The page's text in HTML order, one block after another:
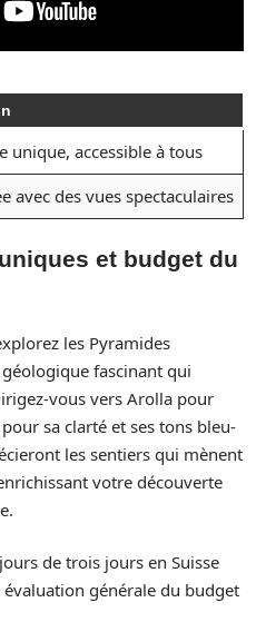
unique, accessible à tous
avec des vues spectaculaires
et budget du
les Pyramides
fascinant qui
vous vers Arolla pour
sa clarté et ses tons bleu-
les sentiers qui mènent
votre découverte
de trois jours en Suisse
générale du budget